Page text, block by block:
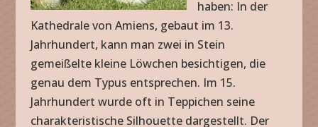
haben: In der
Kathedrale von Amiens, gebaut im 13.
Jahrhundert, kann man zwei in Stein
gemeißelte kleine Löwchen besichtigen, die
genau dem Typus entsprechen. Im 15.
Jahrhundert wurde oft in Teppichen seine
charakteristische Silhouette dargestellt. Der